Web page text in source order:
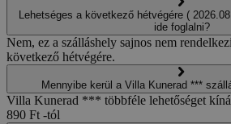
Lehetséges a következő hétvégére (
ide foglalni?
Nem, ez a szálláshely sajnos nem
következő hétvégére.
Mennyibe kerül a Villa Kunerad ***
Villa Kunerad *** többféle lehetőséget
890 Ft -tól